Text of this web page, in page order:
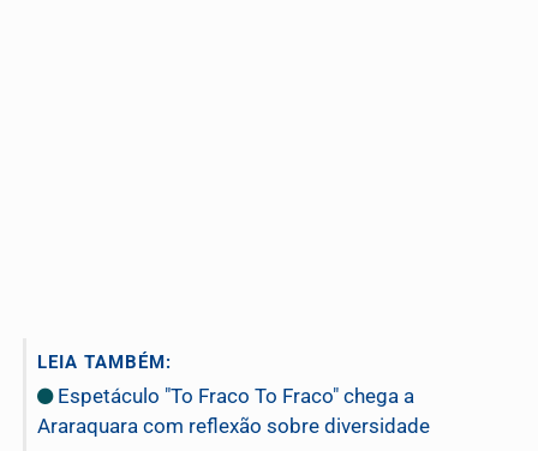
LEIA TAMBÉM:
Espetáculo "To Fraco To Fraco" chega a
Araraquara com reflexão sobre diversidade